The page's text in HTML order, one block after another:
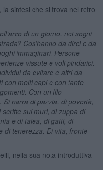
sintesi che si trova nel retro
di un giorno, nei sogni
Cos’hanno da dirci e da
immaginari. Persone
vissute e voli pindarici.
da evitare e altri da
con molti capi e con tante
Con un filo
narra di pazzia, di povertà,
sui muri, di zuppa di
e di talea, di gatti, di
di tenerezza. Di vita, fronte
nella sua nota introduttiva